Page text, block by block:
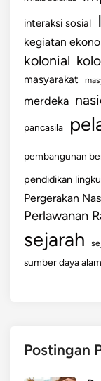
interaksi sosial
kegiatan
kolonial
masyarakat
merdeka
pancasila
pembangunan
pendidikan
Pergerakan
Perlawanan
sejarah
sumber daya alam
Postingan